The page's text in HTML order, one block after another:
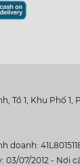
Tổ 1, Khu Phố 1,
doanh:
03/07/2012 - Nơi